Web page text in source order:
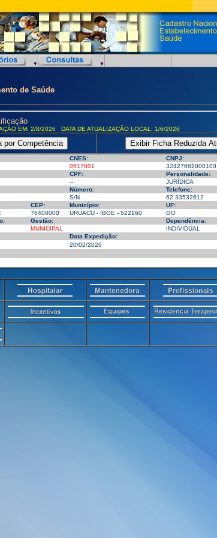
de Saúde
EM: 2/8/2026 DATA DE ATUALIZAÇÃO LOCAL: 1/6/2026
CNES:
CNPJ:
0517801
32427682000100
CPF:
Personalidade:
--
JURÍDICA
Número:
Telefone:
S/N
62 33532612
CEP: Município:
UF:
76400000 URUACU - IBGE - 522160
GO
Gestão:
Dependência:
MUNICIPAL
INDIVIDUAL
Data Expedição:
20/02/2026